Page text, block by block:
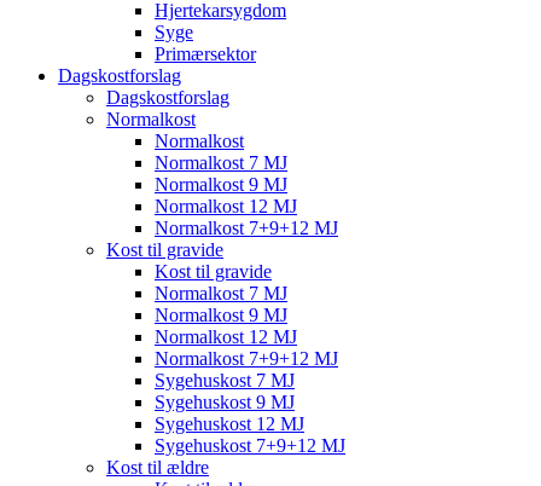
Hjertekarsygdom
Syge
Primærsektor
Dagskostforslag
Dagskostforslag
Normalkost
Normalkost
Normalkost 7 MJ
Normalkost 9 MJ
Normalkost 12 MJ
Normalkost 7+9+12 MJ
Kost til gravide
Kost til gravide
Normalkost 7 MJ
Normalkost 9 MJ
Normalkost 12 MJ
Normalkost 7+9+12 MJ
Sygehuskost 7 MJ
Sygehuskost 9 MJ
Sygehuskost 12 MJ
Sygehuskost 7+9+12 MJ
Kost til ældre